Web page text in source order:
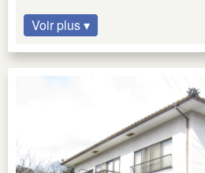
Voir plus ▾